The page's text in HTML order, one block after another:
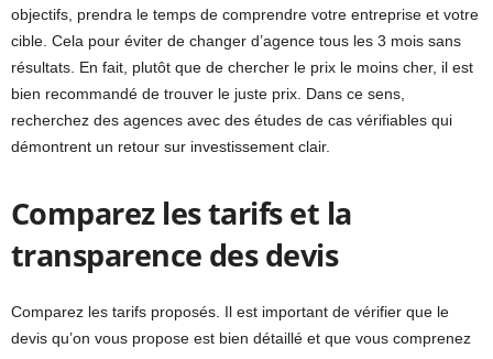
objectifs, prendra le temps de comprendre votre entreprise et votre
cible. Cela pour éviter de changer d’agence tous les 3 mois sans
résultats. En fait, plutôt que de chercher le prix le moins cher, il est
bien recommandé de trouver le juste prix. Dans ce sens,
recherchez des agences avec des études de cas vérifiables qui
démontrent un retour sur investissement clair.
Comparez les tarifs et la
transparence des devis
Comparez les tarifs proposés. Il est important de vérifier que le
devis qu’on vous propose est bien détaillé et que vous comprenez